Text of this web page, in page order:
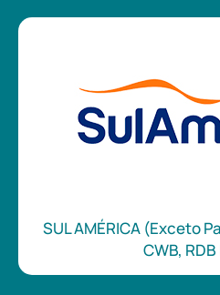
SUL AMÉRICA (Exceto
CWB,